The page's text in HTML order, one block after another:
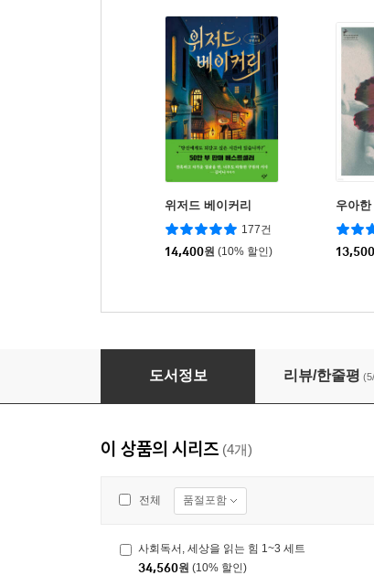
위저드 베이커리
177건
14,400원 (10% 할인)
우아
13,500
사회독서, 세상을 읽는 힘 2
도서정보 리뷰/한줄평
이 상품의 시리즈 (4개)
전체 품절포함
사회독서, 세상을 읽는 힘 1~3 세트
34,560원 (10% 할인)